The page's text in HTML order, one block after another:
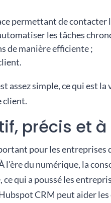
permettant de contacter
les tâches
de manière efficiente ;
assez simple, ce qui est
client.
précis et
pour les entreprises
l'ère du numérique, la
qui a poussé les
CRM peut aider